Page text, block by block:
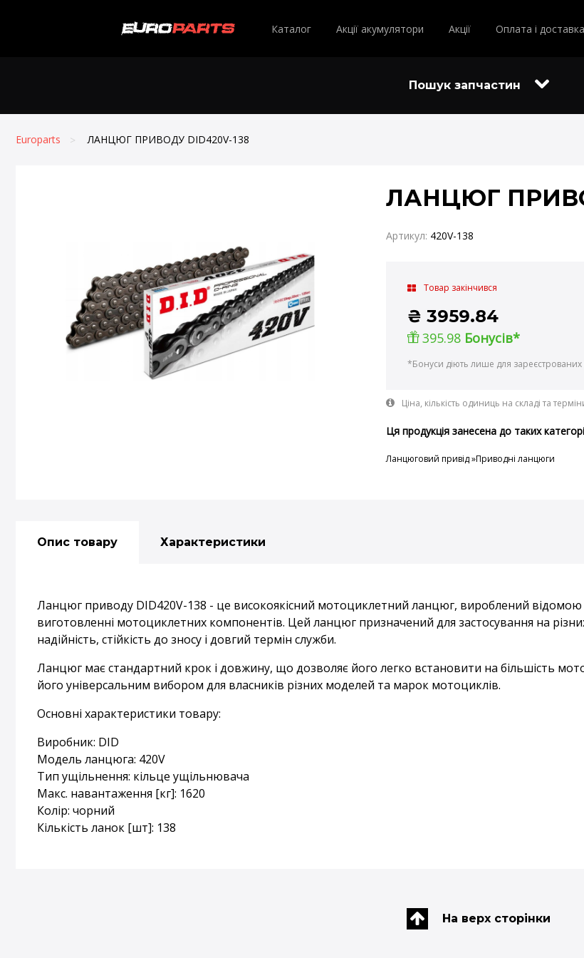
Каталог Акції акумулятори Акції Оплата і доставка
Пошук запчастин
Europarts ЛАНЦЮГ ПРИВОДУ DID420V-138
ЛАНЦЮГ
Артикул: 420V-138
Товар закінчився
₴ 3959.84
395.98 Бонусів*
*Бонуси діють лише для зареєстрованих
Ціна, кількість одиниць на складі та
Ця продукція занесена до таких
Ланцюговий привід »Приводні ланцюги
Опис товару Характеристики
Ланцюг приводу DID420V-138 - це високоякісний мотоциклетний ланцюг, вироблений відомою
виготовленні мотоциклетних компонентів. Цей ланцюг призначений для застосування на
надійність, стійкість до зносу і довгий термін служби.
Ланцюг має стандартний крок і довжину, що дозволяє його легко встановити на більшість
його універсальним вибором для власників різних моделей та марок мотоциклів.
Основні характеристики товару:
Виробник: DID
Модель ланцюга: 420V
Тип ущільнення: кільце ущільнювача
Макс. навантаження [кг]: 1620
Колір: чорний
Кількість ланок [шт]: 138
На верх сторінки